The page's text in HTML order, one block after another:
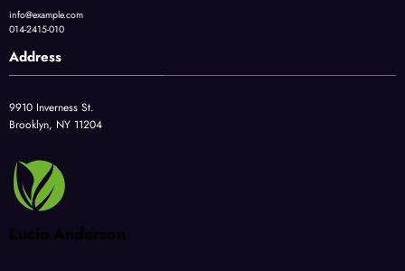
014-2415-010
Address
9910 Inverness St.